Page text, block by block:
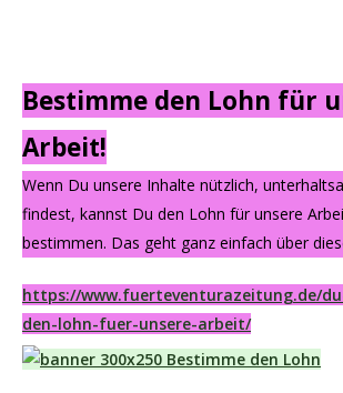
Bestimme den Lohn für
Arbeit!
Wenn Du unsere Inhalte nützlich,
findest, kannst Du den Lohn für unsere
bestimmen. Das geht ganz einfach über
https://www.fuerteventurazeitung.de/
den-lohn-fuer-unsere-arbeit/